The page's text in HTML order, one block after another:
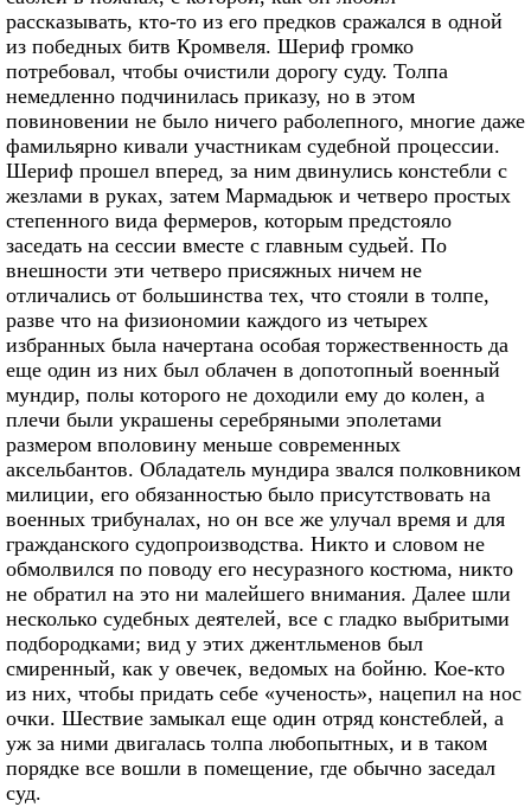
рассказывать, кто-то из его предков сражался в одной
из победных битв Кромвеля. Шериф громко
потребовал, чтобы очистили дорогу суду. Толпа
немедленно подчинилась приказу, но в этом
повиновении не было ничего раболепного, многие даже
фамильярно кивали участникам судебной процессии.
Шериф прошел вперед, за ним двинулись констебли с
жезлами в руках, затем Мармадьюк и четверо простых
степенного вида фермеров, которым предстояло
заседать на сессии вместе с главным судьей. По
внешности эти четверо присяжных ничем не
отличались от большинства тех, что стояли в толпе,
разве что на физиономии каждого из четырех
избранных была начертана особая торжественность да
еще один из них был облачен в допотопный военный
мундир, полы которого не доходили ему до колен, а
плечи были украшены серебряными эполетами
размером вполовину меньше современных
аксельбантов. Обладатель мундира звался полковником
милиции, его обязанностью было присутствовать на
военных трибуналах, но он все же улучал время и для
гражданского судопроизводства. Никто и словом не
обмолвился по поводу его несуразного костюма, никто
не обратил на это ни малейшего внимания. Далее шли
несколько судебных деятелей, все с гладко выбритыми
подбородками; вид у этих джентльменов был
смиренный, как у овечек, ведомых на бойню. Кое-кто
из них, чтобы придать себе «ученость», нацепил на нос
очки. Шествие замыкал еще один отряд констеблей, а
уж за ними двигалась толпа любопытных, и в таком
порядке все вошли в помещение, где обычно заседал
суд.